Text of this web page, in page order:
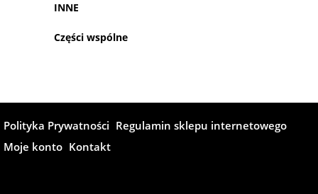
INNE
Części wspólne
Polityka Prywatności Regulamin sklepu internetowego
Moje konto Kontakt